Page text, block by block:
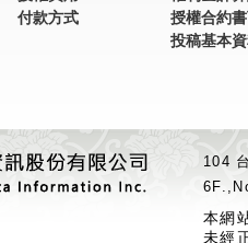
付款方式
授權合約
投稿基本
104
本網
未經